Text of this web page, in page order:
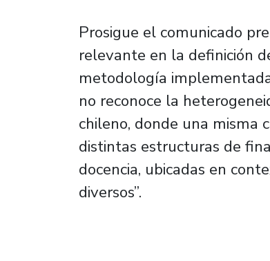
Prosigue el comunicado
relevante en la definición
metodología
no reconoce la
chileno, donde una misma
distintas estructuras de
docencia, ubicadas en
diversos”.